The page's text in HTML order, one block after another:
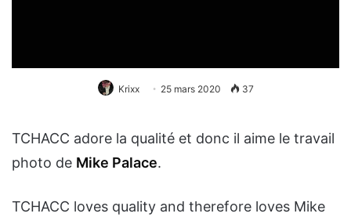
Krixx 25 mars 2020 37
TCHACC adore la qualité et donc il aime le travail
photo de Mike Palace.
TCHACC loves quality and therefore loves Mike